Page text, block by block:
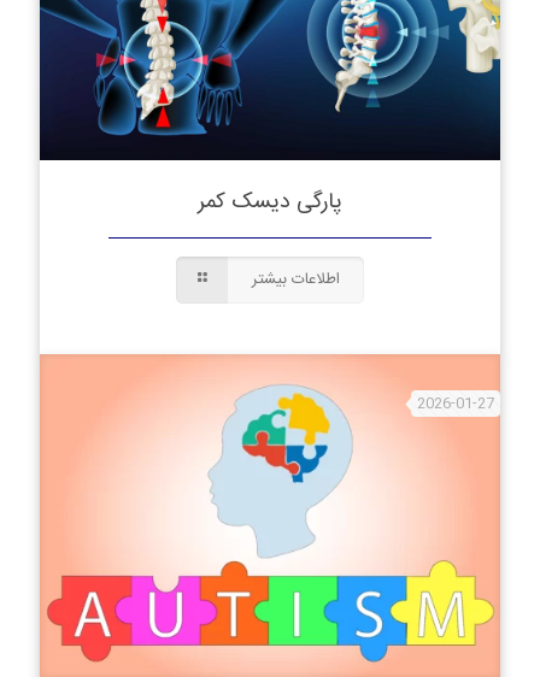
پارگی دیسک کمر
اطلاعات بیشتر
2026-01-27